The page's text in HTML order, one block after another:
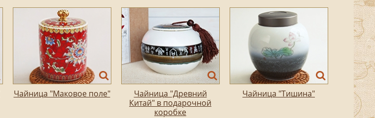
Чайница "Маковое поле"
Чайница "Древний
Китай" в подарочной
коробке
Чайница "Тишина"